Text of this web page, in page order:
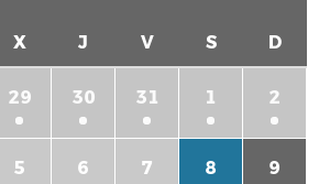
X J V S D
29 30 31 1 2
5 6 7 8 9